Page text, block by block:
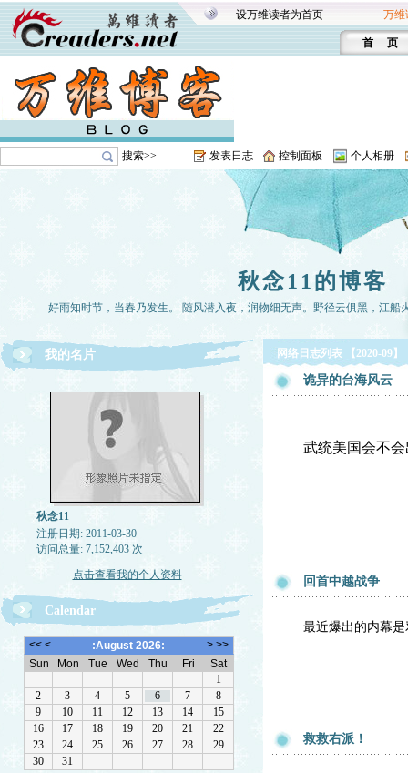
设万维读者为首页 万维
首 页
搜索>> 发表日志 控制面板 个人相册
秋念11的博客
好雨知时节，当春乃发生。 随风潜入夜，润物细无声。野径云俱黑，江船
我的名片
秋念11
注册日期: 2011-03-30
访问总量: 7,152,403 次
点击查看我的个人资料
Calendar
网络日志列表 【2020-09】
诡异的台海风云
武统美国会不
回首中越战争
最近爆出的内幕
救救右派！